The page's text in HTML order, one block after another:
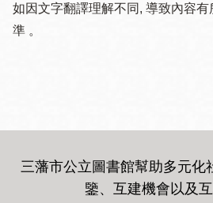
如因文字翻譯理解不同, 導致內容
準 。
三藩市公立圖書館幫助多元化
鑒、互建機會以及